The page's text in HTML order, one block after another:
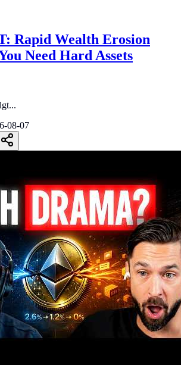
Rapid Wealth Erosion
Need Hard Assets
08-07